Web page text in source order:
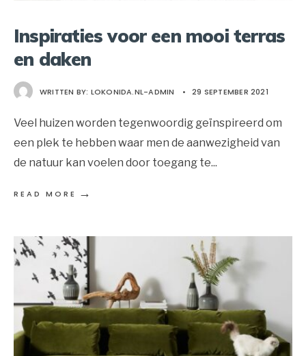
Inspiraties voor een mooi terras
en daken
WRITTEN BY: LOKONIDA.NL-ADMIN • 29 SEPTEMBER 2021
Veel huizen worden tegenwoordig geïnspireerd om
een plek te hebben waar men de aanwezigheid van
de natuur kan voelen door toegang te...
READ MORE →